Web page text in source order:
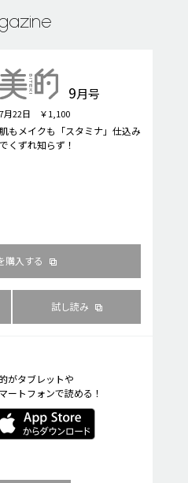
9月号
7月22日 ￥1,100
肌もメイクも「スタミナ」仕込み
でくずれ知らず！
購入する
試し読み
がタブレットや
ートフォンで読める！